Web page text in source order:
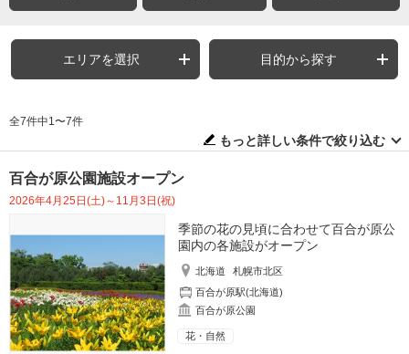
エリアを選択 目的から探す
全7件中1〜7件
もっと詳しい条件で絞り込む
百合が原公園施設オープン
2026年4月25日(土)～11月3日(祝)
季節の花の見頃に合わせて百合が原公
園内の各施設がオープン
北海道
札幌市北区
百合が原駅(北海道)
百合が原公園
花・自然